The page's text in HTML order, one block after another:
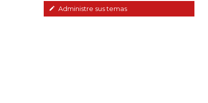
Administre sus temas